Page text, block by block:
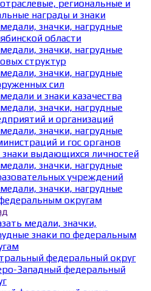
региональные и
награды и знаки
значки, нагрудные
области
значки, нагрудные
структур
значки, нагрудные
сил
и знаки казачества
значки, нагрудные
и организаций
значки, нагрудные
и гос органов
выдающихся личностей
значки, нагрудные
учреждений
значки, нагрудные
округам
медали, значки,
знаки по федеральным
федеральный округ
Западный федеральный